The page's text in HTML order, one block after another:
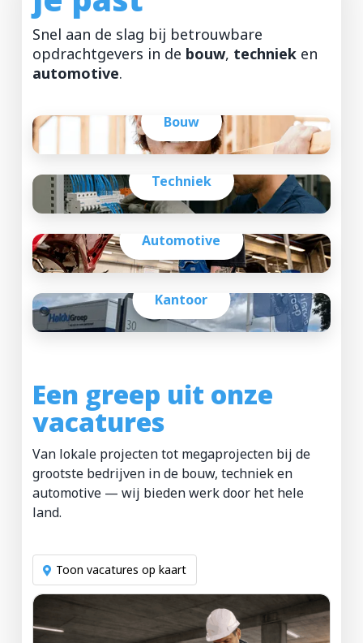
Snel aan de slag bij betrouwbare
opdrachtgevers in de bouw, techniek en
automotive.
Bouw
Techniek
Automotive
Kantoor
Een greep uit onze
vacatures
Van lokale projecten tot megaprojecten bij de
grootste bedrijven in de bouw, techniek en
automotive — wij bieden werk door het hele
land.
Toon vacatures op kaart
ZZP-opdrachten
Vakmensen nodig?